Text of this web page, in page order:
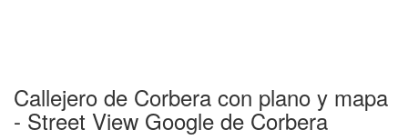
Callejero de Corbera con plano y mapa
- Street View Google de Corbera